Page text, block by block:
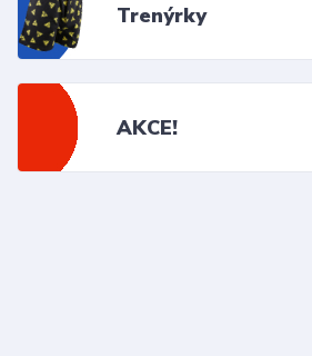
Trenýrky
AKCE!